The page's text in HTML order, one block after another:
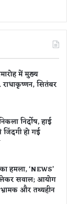
में मुख्य
राधाकृष्णन, सितंबर
निर्दोष, हाई
हो गई
हमला, ‘NEWS’
लेकर सवाल; आयोग
और तथ्यहीन